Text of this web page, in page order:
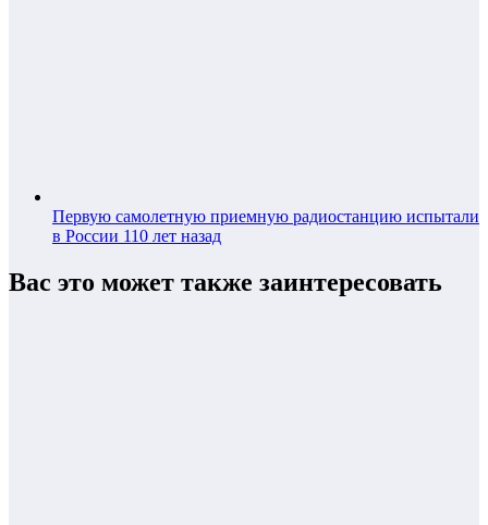
Первую самолетную приемную радиостанцию испытали
в России 110 лет назад
Вас это может также заинтересовать